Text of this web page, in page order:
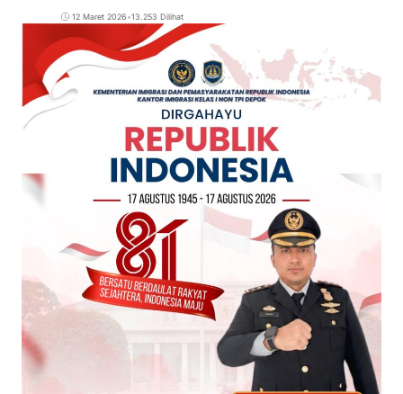
12 Maret 2026•13.253 Dilihat